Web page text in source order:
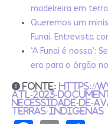
madeireira em
Queremos um
Funai. Entrevista
‘A Funai é nossa’:
era para o órgão
fonte: https://
atl-2023-
necessidade-de-
terras-indigenas